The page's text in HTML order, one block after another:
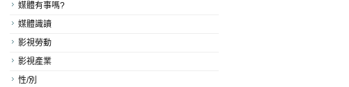
媒體有事嗎?
媒體識讀
影視勞動
影視產業
性/別